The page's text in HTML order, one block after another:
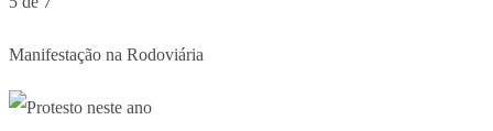
Manifestação na Rodoviária